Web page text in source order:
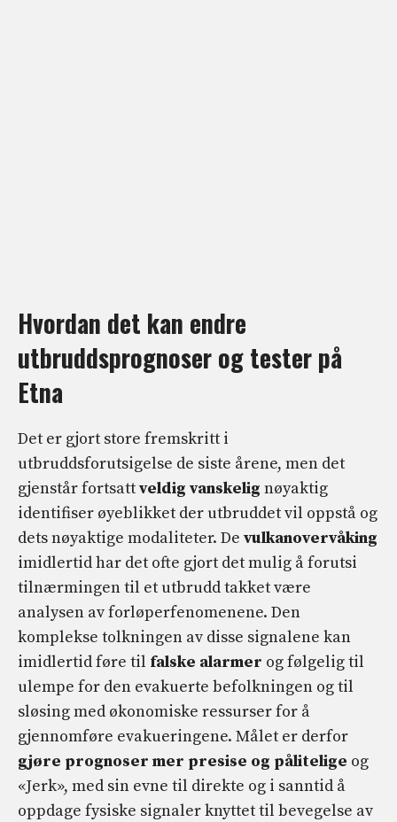
Hvordan det kan endre
utbruddsprognoser og tester på
Etna
Det er gjort store fremskritt i
utbruddsforutsigelse de siste årene, men det
gjenstår fortsattveldig vanskelig nøyaktig
identifiser øyeblikket der utbruddet vil oppstå og
dets nøyaktige modaliteter. De vulkanovervåking
imidlertid har det ofte gjort det mulig å forutsi
tilnærmingen til et utbrudd takket være
analysen av forløperfenomenene. Den
komplekse tolkningen av disse signalene kan
imidlertid føre til falske alarmer og følgelig til
ulempe for den evakuerte befolkningen og til
sløsing med økonomiske ressurser for å
gjennomføre evakueringene. Målet er derfor
gjøre prognoser mer presise og pålitelige og
«Jerk», med sin evne til direkte og i sanntid å
oppdage fysiske signaler knyttet til bevegelse av